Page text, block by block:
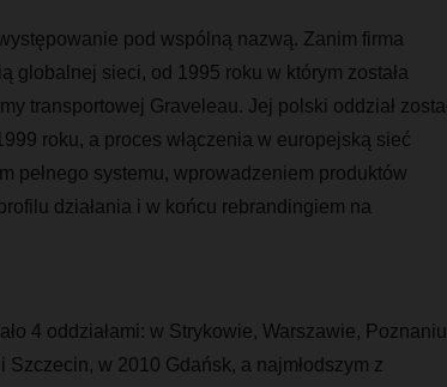
pod wspólną nazwą. Zanim firma
globalnej sieci, od 1995 roku w którym została
transportowej Graveleau. Jej polski oddział został
roku, a proces włączenia w europejską sieć
pełnego systemu, wprowadzeniem produktów
działania i w końcu rebrandingiem na
4 oddziałami: w Strykowie, Warszawie, Poznaniu
Szczecin, w 2010 Gdańsk, a najmłodszym z